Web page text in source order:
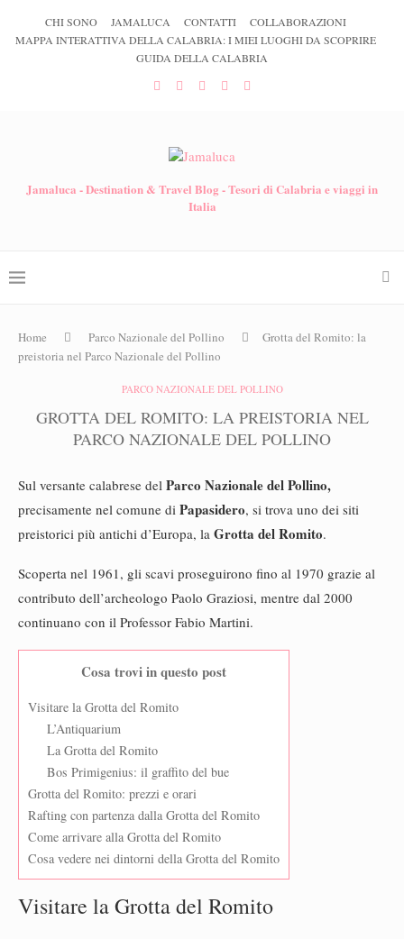
CHI SONO JAMALUCA CONTATTI
COLLABORAZIONI
MAPPA INTERATTIVA DELLA CALABRIA: I MIEI LUOGHI DA SCOPRIRE
GUIDA DELLA CALABRIA
Jamaluca - Destination & Travel Blog - Tesori di Calabria e viaggi in
Italia
Home Parco Nazionale del Pollino
Grotta del Romito: la
preistoria nel Parco Nazionale del Pollino
PARCO NAZIONALE DEL POLLINO
GROTTA DEL ROMITO: LA PREISTORIA NEL
PARCO NAZIONALE DEL POLLINO
Sul versante calabrese del Parco Nazionale del Pollino,
precisamente nel comune di Papasidero, si trova uno dei siti
preistorici più antichi d’Europa, la Grotta del Romito.
Scoperta nel 1961, gli scavi proseguirono fino al 1970 grazie al
contributo dell’archeologo Paolo Graziosi, mentre dal 2000
continuano con il Professor Fabio Martini.
Cosa trovi in questo post
Visitare la Grotta del Romito
L’Antiquarium
La Grotta del Romito
Bos Primigenius: il graffito del bue
Grotta del Romito: prezzi e orari
Rafting con partenza dalla Grotta del Romito
Come arrivare alla Grotta del Romito
Cosa vedere nei dintorni della Grotta del Romito
Visitare la Grotta del Romito